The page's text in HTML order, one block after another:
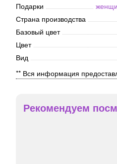
Подарки
Страна производства
Базовый цвет
Цвет
Вид
** Вся информация
Рекомендуем